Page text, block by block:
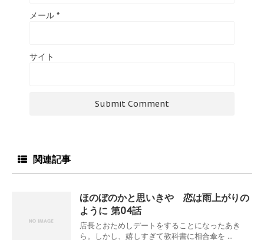
メール *
サイト
関連記事
ほのぼのかと思いきや 恋は雨上がりの
ように 第04話
店長とおためしデートをすることになったあき
ら。しかし、嬉しすぎて教科書に相合傘を ...